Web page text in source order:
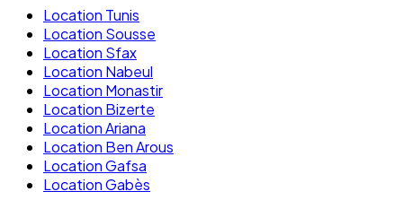
Location Tunis
Location Sousse
Location Sfax
Location Nabeul
Location Monastir
Location Bizerte
Location Ariana
Location Ben Arous
Location Gafsa
Location Gabès